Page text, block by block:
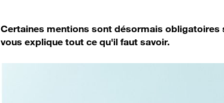
Certaines mentions sont désormais
vous explique tout ce qu'il faut savoir.